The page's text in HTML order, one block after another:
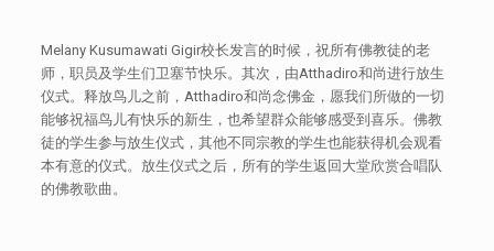
Melany Kusumawati Gigir校长发言的时候，祝所有佛教徒的老
师，职员及学生们卫塞节快乐。其次，由Atthadiro和尚进行放生
仪式。释放鸟儿之前，Atthadiro和尚念佛金，愿我们所做的一切
能够祝福鸟儿有快乐的新生，也希望群众能够感受到喜乐。佛教
徒的学生参与放生仪式，其他不同宗教的学生也能获得机会观看
本有意的仪式。放生仪式之后，所有的学生返回大堂欣赏合唱队
的佛教歌曲。